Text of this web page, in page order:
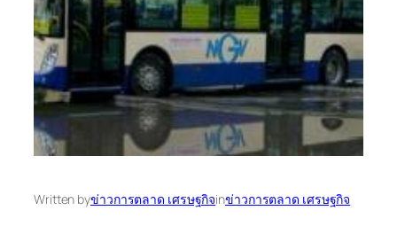
Written byข่าวการตลาด เศรษฐกิจinข่าวการตลาด เศรษฐกิจ